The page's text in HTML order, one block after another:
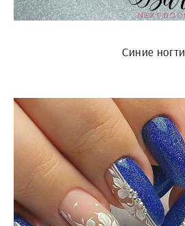
Синие ногти